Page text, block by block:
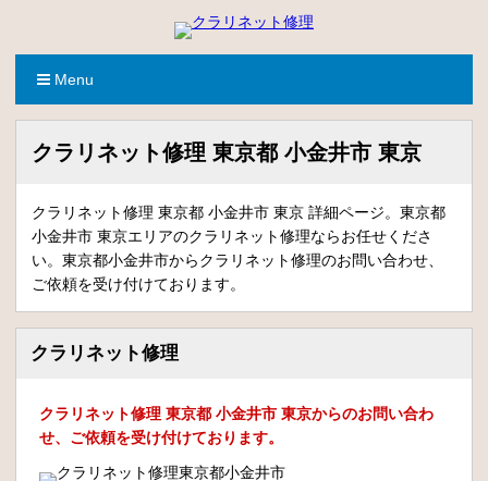
Menu
クラリネット修理 東京都 小金井市 東京
クラリネット修理 東京都 小金井市 東京 詳細ページ。東京都
小金井市 東京エリアのクラリネット修理ならお任せくださ
い。東京都小金井市からクラリネット修理のお問い合わせ、
ご依頼を受け付けております。
クラリネット修理
クラリネット修理 東京都 小金井市 東京からのお問い合わ
せ、ご依頼を受け付けております。